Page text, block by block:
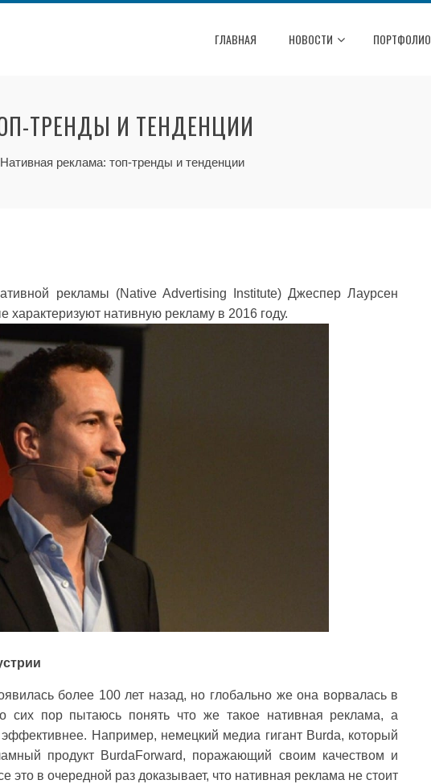
ГЛАВНАЯ НОВОСТИ ПОРТФОЛИО
ТРЕНДЫ И ТЕНДЕНЦИИ
Нативная реклама: топ-тренды и тенденции
рекламы (Native Advertising Institute) Джеспер Лаурсен
характеризуют нативную рекламу в 2016 году.
более 100 лет назад, но глобально же она ворвалась в
пор пытаюсь понять что же такое нативная реклама, а
Например, немецкий медиа гигант Burda, который
продукт BurdaForward, поражающий своим качеством и
это в очередной раз доказывает, что нативная реклама не стоит